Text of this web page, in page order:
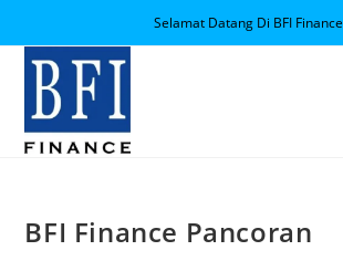
Selamat Datang Di BFI Finance
BFI Finance Pancoran